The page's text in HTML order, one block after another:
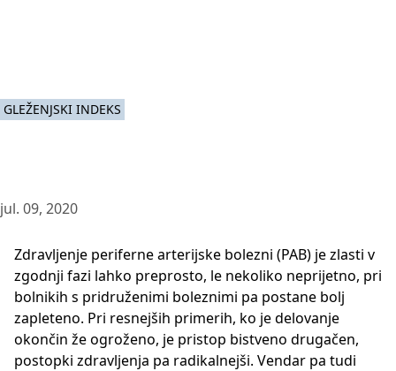
GLEŽENJSKI INDEKS
jul. 09, 2020
Zdravljenje periferne arterijske bolezni (PAB) je zlasti v
zgodnji fazi lahko preprosto, le nekoliko neprijetno, pri
bolnikih s pridruženimi boleznimi pa postane bolj
zapleteno. Pri resnejših primerih, ko je delovanje
okončin že ogroženo, je pristop bistveno drugačen,
postopki zdravljenja pa radikalnejši. Vendar pa tudi